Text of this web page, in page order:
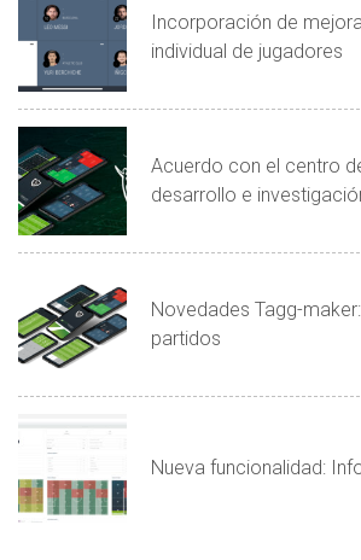
Incorporación de
individual de jugadores
Acuerdo con el centro
desarrollo e
Novedades Tagg-
partidos
Nueva funcionalidad: